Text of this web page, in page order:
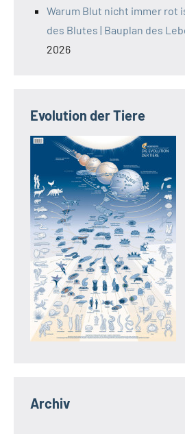
Warum Blut nicht immer rot
des Blutes | Bauplan des
2026
Evolution der Tiere
Archiv